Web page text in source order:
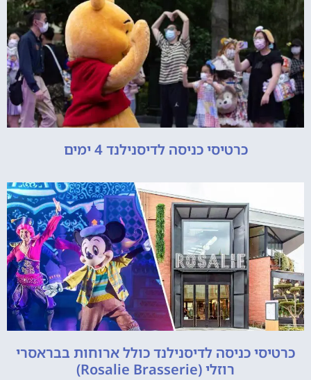
כרטיסי כניסה לדיסנילנד 4 ימים
כרטיסי כניסה לדיסנילנד כולל ארוחות בבראסרי
רוזלי (Rosalie Brasserie)